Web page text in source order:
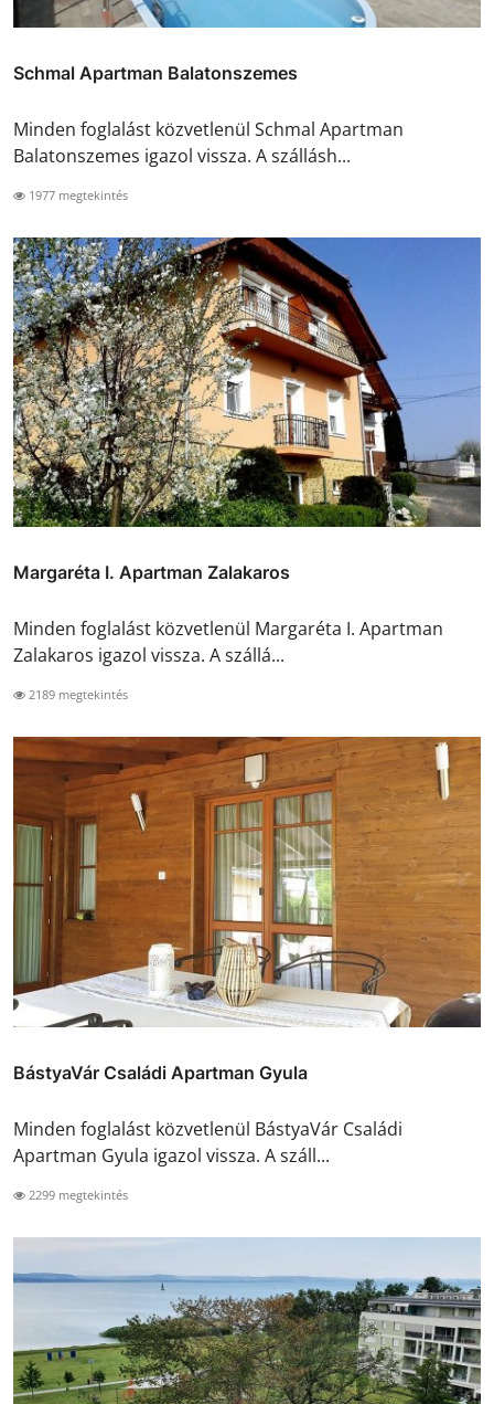
Schmal Apartman Balatonszemes
Minden foglalást közvetlenül Schmal Apartman
Balatonszemes igazol vissza. A szállásh...
1977 megtekintés
Margaréta I. Apartman Zalakaros
Minden foglalást közvetlenül Margaréta I. Apartman
Zalakaros igazol vissza. A szállá...
2189 megtekintés
BástyaVár Családi Apartman Gyula
Minden foglalást közvetlenül BástyaVár Családi
Apartman Gyula igazol vissza. A száll...
2299 megtekintés